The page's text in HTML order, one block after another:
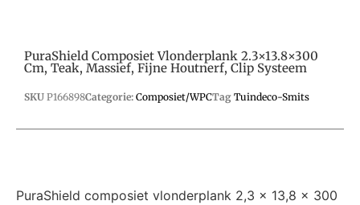
PuraShield Composiet Vlonderplank 2.3×13.8×300
Cm, Teak, Massief, Fijne Houtnerf, Clip Systeem
SKU P166898Categorie: Composiet/WPCTag Tuindeco-Smits
PuraShield composiet vlonderplank 2,3 x 13,8 x 300